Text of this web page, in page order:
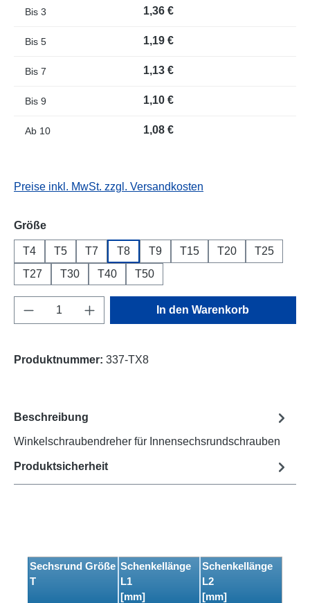
Bis 3 1,36 €
Bis 5 1,19 €
Bis 7 1,13 €
Bis 9 1,10 €
Ab 10 1,08 €
Preise inkl. MwSt. zzgl. Versandkosten
Größeauswählen
T4 T5 T7 T8 T9 T15 T20
T25
T27
T30 T40 T50
Produkt Anzahl: Gib den gewünschten
In den Warenkorb
Produktnummer: 337-TX8
Beschreibung
Winkelschraubendreher für Innensechsrundschrauben
Produktsicherheit
Sechsrund Größe
T
Schenkellänge
L1
[mm]
Schenkellänge
L2
[mm]